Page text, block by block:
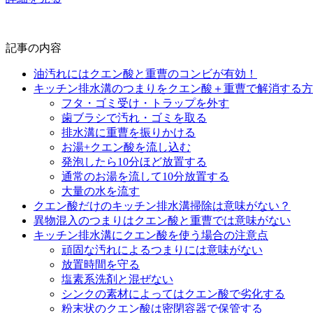
記事の内容
油汚れにはクエン酸と重曹のコンビが有効！
キッチン排水溝のつまりをクエン酸＋重曹で解消する
フタ・ゴミ受け・トラップを外す
歯ブラシで汚れ・ゴミを取る
排水溝に重曹を振りかける
お湯+クエン酸を流し込む
発泡したら10分ほど放置する
通常のお湯を流して10分放置する
大量の水を流す
クエン酸だけのキッチン排水溝掃除は意味がない？
異物混入のつまりはクエン酸と重曹では意味がない
キッチン排水溝にクエン酸を使う場合の注意点
頑固な汚れによるつまりには意味がない
放置時間を守る
塩素系洗剤と混ぜない
シンクの素材によってはクエン酸で劣化する
粉末状のクエン酸は密閉容器で保管する